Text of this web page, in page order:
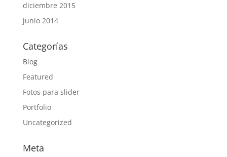
diciembre 2015
junio 2014
Categorías
Blog
Featured
Fotos para slider
Portfolio
Uncategorized
Meta